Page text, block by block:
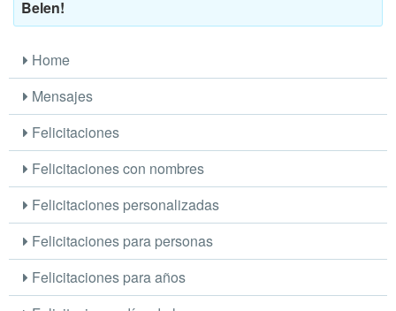
Belen!
Home
Mensajes
Felicitaciones
Felicitaciones con nombres
Felicitaciones personalizadas
Felicitaciones para personas
Felicitaciones para años